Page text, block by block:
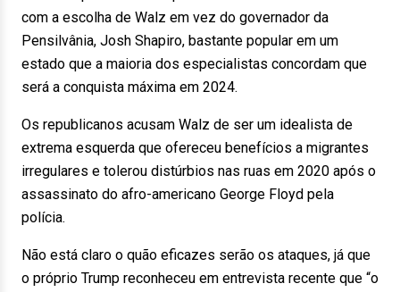
com a escolha de Walz em vez do governador da
Pensilvânia, Josh Shapiro, bastante popular em um
estado que a maioria dos especialistas concordam que
será a conquista máxima em 2024.
Os republicanos acusam Walz de ser um idealista de
extrema esquerda que ofereceu benefícios a migrantes
irregulares e tolerou distúrbios nas ruas em 2020 após o
assassinato do afro-americano George Floyd pela
polícia.
Não está claro o quão eficazes serão os ataques, já que
o próprio Trump reconheceu em entrevista recente que “o